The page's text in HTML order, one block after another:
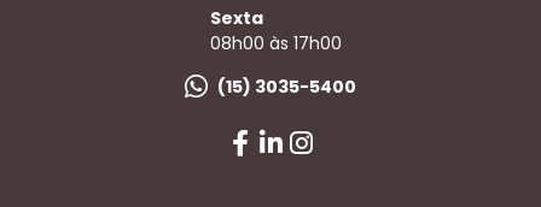
Sexta
08h00 às 17h00
(15) 3035-5400